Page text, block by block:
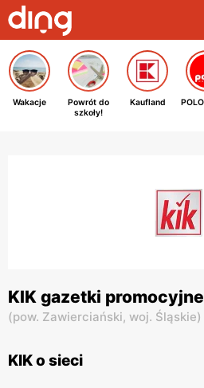
Wakacje
Powrót do
szkoły!
Kaufland
KIK gazetki
(pow. Zawierciański, woj. Śląskie)
KIK o sieci